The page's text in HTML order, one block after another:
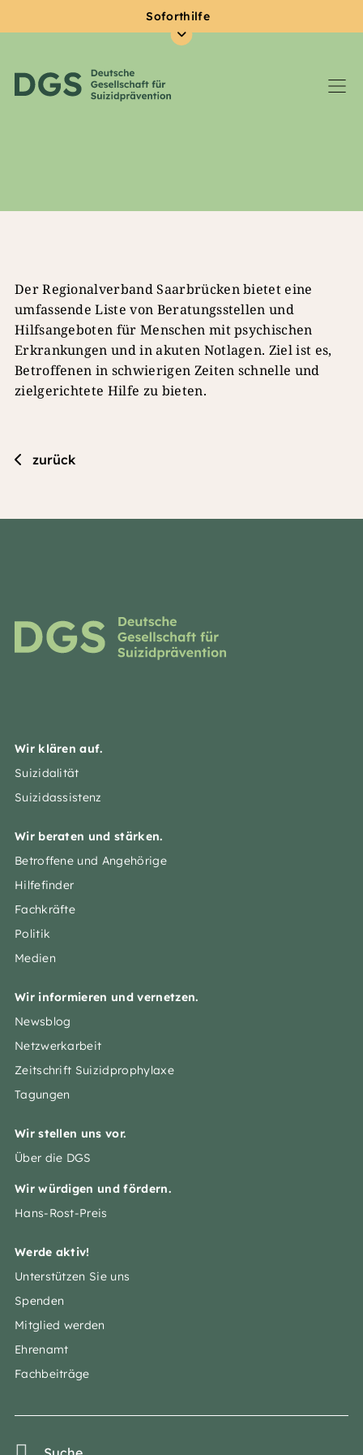
Soforthilfe
Der Regionalverband Saarbrücken bietet eine
umfassende Liste von Beratungsstellen und
Hilfsangeboten für Menschen mit psychischen
Erkrankungen und in akuten Notlagen. Ziel ist es,
Betroffenen in schwierigen Zeiten schnelle und
zielgerichtete Hilfe zu bieten.
zurück
Wir klären auf.
Suizidalität
Suizidassistenz
Wir beraten und stärken.
Betroffene und Angehörige
Hilfefinder
Fachkräfte
Politik
Medien
Wir informieren und vernetzen.
Newsblog
Netzwerkarbeit
Zeitschrift Suizidprophylaxe
Tagungen
Wir stellen uns vor.
Über die DGS
Wir würdigen und fördern.
Hans-Rost-Preis
Werde aktiv!
Unterstützen Sie uns
Spenden
Mitglied werden
Ehrenamt
Fachbeiträge